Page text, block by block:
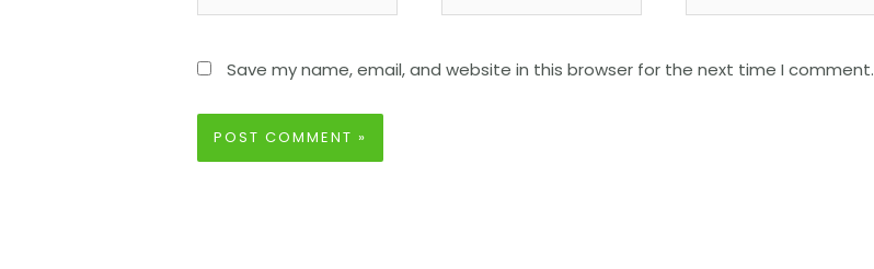
Save my name, email, and website in this browser for the next time I comment.